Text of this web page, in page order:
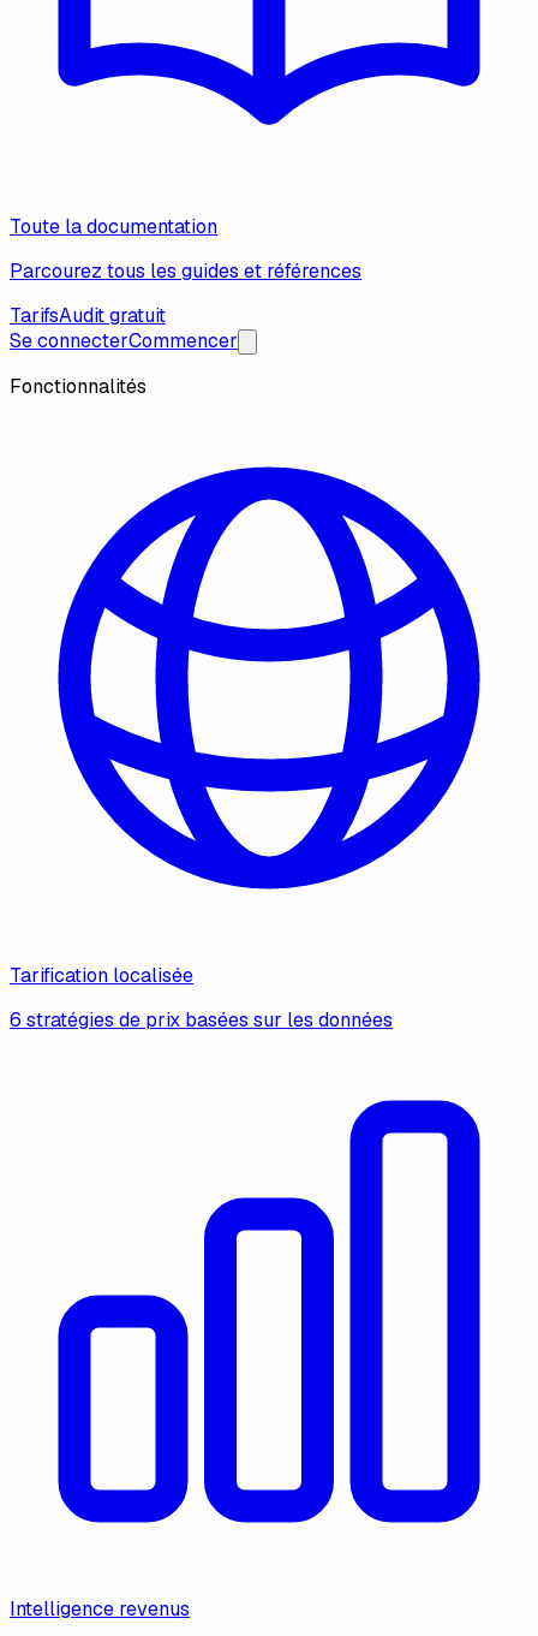
Toute la documentation
Parcourez tous les guides et références
TarifsAudit gratuit
Se connecterCommencer
Fonctionnalités
Tarification localisée
6 stratégies de prix basées sur les données
Intelligence revenus